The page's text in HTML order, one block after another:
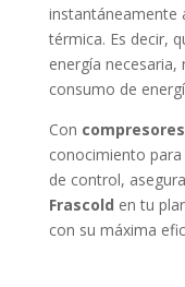
instantáneamente
térmica. Es decir,
energía
consumo de
Con
conocimiento
de control,
Frascold en tu
con su máxima